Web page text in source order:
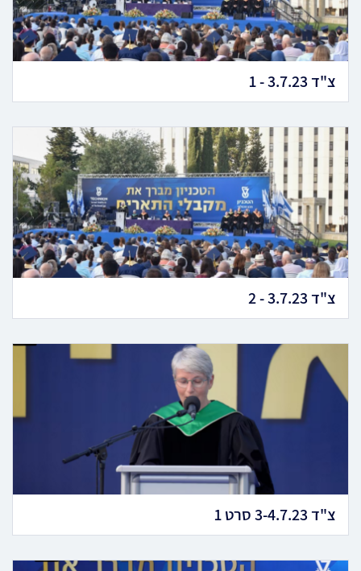
צ"ד 3.7.23 - 1
צ"ד 3.7.23 - 2
צ"ד 3-4.7.23 סרט 1